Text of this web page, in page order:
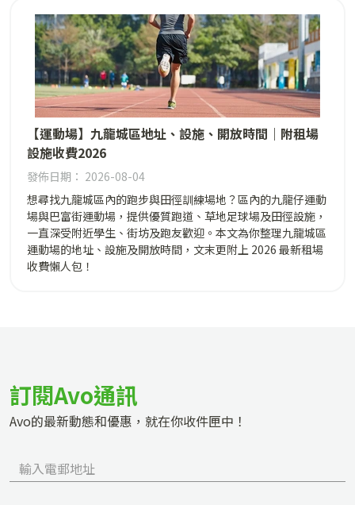
【運動場】九龍城區地址、設施、開放時間｜附租場
設施收費2026
發佈日期： 2026-08-04
想尋找九龍城區內的跑步與田徑訓練場地？區內的九龍仔運動
場與巴富街運動場，提供優質跑道、草地足球場及田徑設施，
一直深受附近學生、街坊及跑友歡迎。本文為你整理九龍城區
運動場的地址、設施及開放時間，文末更附上 2026 最新租場
收費懶人包！
訂閱Avo通訊
Avo的最新動態和優惠，就在你收件匣中！